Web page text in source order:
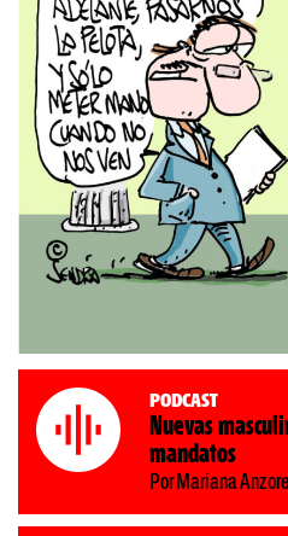
Podcast
Nuevas
mandatos
Por Mariana